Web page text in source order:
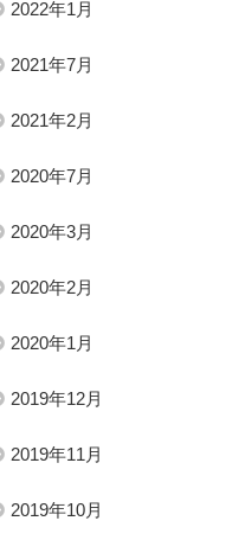
2022年1月
2021年7月
2021年2月
2020年7月
2020年3月
2020年2月
2020年1月
2019年12月
2019年11月
2019年10月